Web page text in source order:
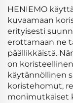
HENIEMO
kuvaamaan
erityisesti
erottamaan ne
päällikkäistä.
on
käytännöllinen
koristehomut,
monimutkaiset